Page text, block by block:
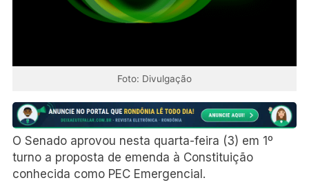
Foto: Divulgação
O Senado aprovou nesta quarta-feira (3) em 1º
turno a proposta de emenda à Constituição
conhecida como PEC Emergencial.